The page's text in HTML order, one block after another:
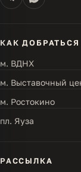
КАК ДОБРАТЬСЯ
м. ВДНХ
м. Выставочный
м. Ростокино
пл. Яуза
РАССЫЛКА